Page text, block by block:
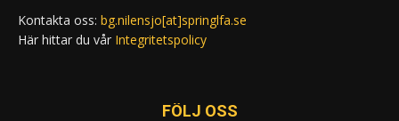
Kontakta oss: bg.nilensjo[at]springlfa.se
Här hittar du vår Integritetspolicy
FÖLJ OSS